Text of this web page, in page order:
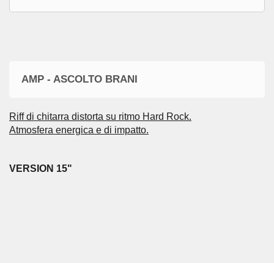
AMP - ASCOLTO BRANI
Riff di chitarra distorta su ritmo Hard Rock.
Atmosfera energica e di impatto.
VERSION 15"